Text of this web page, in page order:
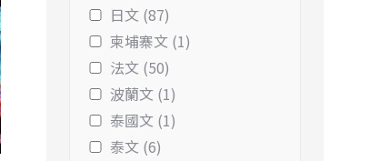
日文 (87)
柬埔寨文 (1)
法文 (50)
波蘭文 (1)
泰國文 (1)
泰文 (6)